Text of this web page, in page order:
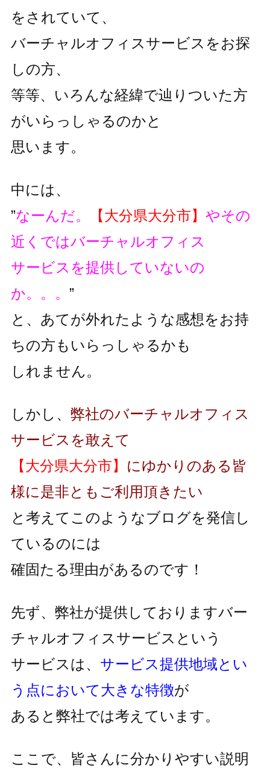
をされていて、
バーチャルオフィスサービスをお探
しの方、
等等、いろんな経緯で辿りついた方
がいらっしゃるのかと
思います。
中には、
”なーんだ。 【大分県大分市】 やその
近くではバーチャルオフィス
サービスを提供していないの
か。。。 ”
と、あてが外れたような感想をお持
ちの方もいらっしゃるかも
しれません。
しかし、 弊社のバーチャルオフィス
サービスを敢えて
【大分県大分市】 にゆかりのある皆
様に是非ともご利用頂きたい
と考えてこのようなブログを発信し
ているのには
確固たる理由があるのです！
先ず、弊社が提供しておりますバー
チャルオフィスサービスという
サービスは、 サービス提供地域とい
う点において大きな特徴が
あると弊社では考えています。
ここで、皆さんに分かりやすい説明